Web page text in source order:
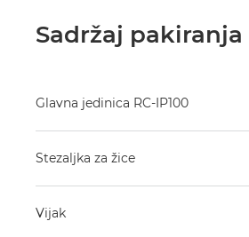
Sadržaj pakiranja
Glavna jedinica RC-IP100
Stezaljka za žice
Vijak